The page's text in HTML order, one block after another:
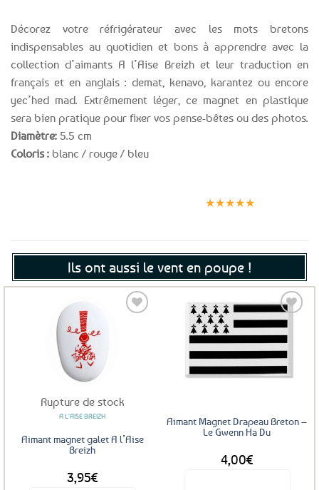
Décorez votre réfrigérateur avec les mots bretons
indispensables au quotidien et bons à apprendre avec la
collection d’aimants A l’Aise Breizh et leur traduction en
français et en anglais : demat, kenavo, karantez ou encore
yec’hed mad. Extrêmement léger, ce magnet en plastique
sera bien pratique pour fixer vos pense-bêtes ou des photos.
Diamètre: 5.5 cm
Coloris : blanc / rouge / bleu
★★★★★
Ils ont aussi le vent en poupe !
Rupture de stock
A L'AISE BREIZH
Aimant magnet galet A l’Aise
Breizh
3,95€
Ajouter
aux
favoris
Aimant Magnet Drapeau Breton –
Le Gwenn Ha Du
4,00€